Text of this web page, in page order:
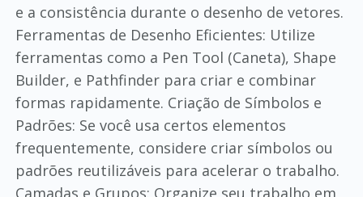
e a consistência durante o desenho de vetores.
Ferramentas de Desenho Eficientes: Utilize
ferramentas como a Pen Tool (Caneta), Shape
Builder, e Pathfinder para criar e combinar
formas rapidamente. Criação de Símbolos e
Padrões: Se você usa certos elementos
frequentemente, considere criar símbolos ou
padrões reutilizáveis para acelerar o trabalho.
Camadas e Grupos: Organize seu trabalho em